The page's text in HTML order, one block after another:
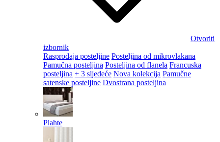
Otvoriti
izbornik
Rasprodaja posteljine Posteljina od mikrovlakana
Pamučna posteljina Posteljina od flanela Francuska
posteljina + 3 sljedeće Nova kolekcija Pamučne
satenske posteljine Dvostrana posteljina
Plahte